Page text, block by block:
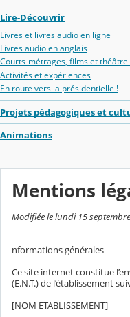
Lire-Découvrir
Livres et livres audio en ligne
Livres audio en anglais
Courts-métrages, films et théâtre
Activités et expériences
En route vers la présidentielle !
Projets pédagogiques et
Animations
Mentions
Modifiée le lundi 15
nformations générales
Ce site internet constitue
(E.N.T.) de l’établissement
[NOM ETABLISSEMENT]